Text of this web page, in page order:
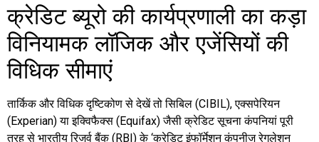
क्रेडिट ब्यूरो की कार्यप्रणाली का कड़ा
विनियामक लॉजिक और एजेंसियों की
विधिक सीमाएं
तार्किक और विधिक दृष्टिकोण से देखें तो सिबिल (CIBIL), एक्सपेरियन
(Experian) या इक्विफैक्स (Equifax) जैसी क्रेडिट सूचना कंपनियां पूरी
तरह से भारतीय रिजर्व बैंक (RBI) के ‘क्रेडिट इंफॉर्मेशन कंपनीज रेगुलेशन